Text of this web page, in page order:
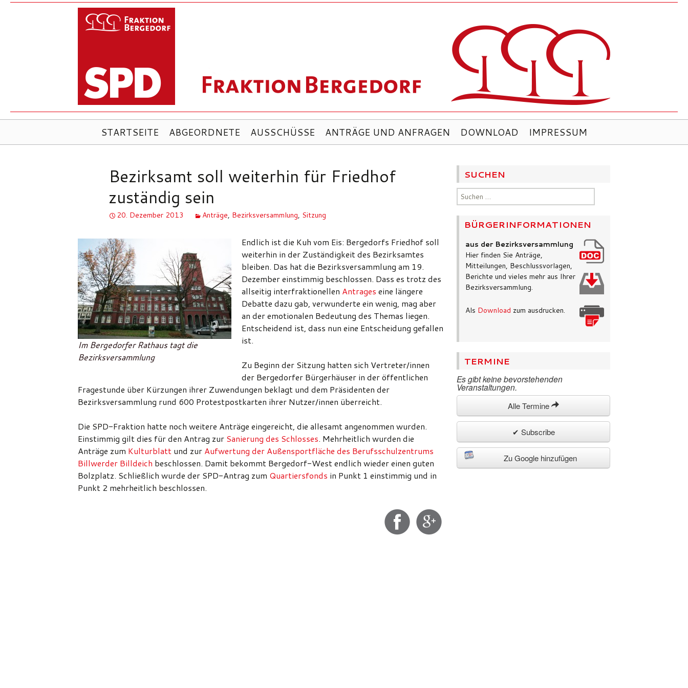
STARTSEITE ABGEORDNETE AUSSCHÜSSE ANTRÄGE UND ANFRAGEN DOWNLOAD IMPRESSUM
Bezirksamt soll weiterhin für Friedhof
zuständig sein
20. Dezember 2013 Anträge, Bezirksversammlung, Sitzung
Im Bergedorfer Rathaus tagt die
Bezirksversammlung
Endlich ist die Kuh vom Eis: Bergedorfs Friedhof soll
weiterhin in der Zuständigkeit des Bezirksamtes
bleiben. Das hat die Bezirksversammlung am 19.
Dezember einstimmig beschlossen. Dass es trotz des
allseitig interfraktionellen Antrages eine längere
Debatte dazu gab, verwunderte ein wenig, mag aber
an der emotionalen Bedeutung des Themas liegen.
Entscheidend ist, dass nun eine Entscheidung gefallen
ist.
Zu Beginn der Sitzung hatten sich Vertreter/innen
der Bergedorfer Bürgerhäuser in der öffentlichen
Fragestunde über Kürzungen ihrer Zuwendungen beklagt und dem Präsidenten der
Bezirksversammlung rund 600 Protestpostkarten ihrer Nutzer/innen überreicht.
Die SPD-Fraktion hatte noch weitere Anträge eingereicht, die allesamt angenommen wurden.
Einstimmig gilt dies für den Antrag zur Sanierung des Schlosses. Mehrheitlich wurden die
Anträge zum Kulturblatt und zur Aufwertung der Außensportfläche des Berufsschulzentrums
Billwerder Billdeich beschlossen. Damit bekommt Bergedorf-West endlich wieder einen guten
Bolzplatz. Schließlich wurde der SPD-Antrag zum Quartiersfonds in Punkt 1 einstimmig und in
Punkt 2 mehrheitlich beschlossen.
SUCHEN
Suchen
nach:
BÜRGERINFORMATIONEN
aus der Bezirksversammlung
Hier finden Sie Anträge,
Mitteilungen, Beschlussvorlagen,
Berichte und vieles mehr aus Ihrer
Bezirksversammlung.
Als Download zum ausdrucken.
TERMINE
Es gibt keine bevorstehenden
Veranstaltungen.
Alle Termine
✔ Subscribe
Zu Google hinzufügen